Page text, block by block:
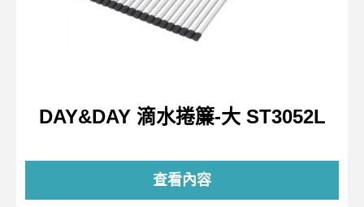
DAY&DAY 滴水捲簾-大 ST3052L
查看內容